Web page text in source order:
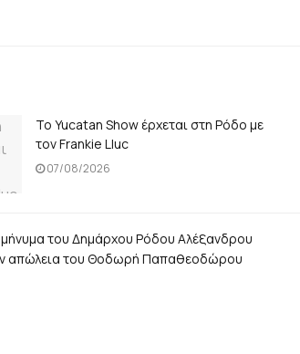
Το Yucatan Show έρχεται στη Ρόδο με
τον Frankie Lluc
07/08/2026
του Δημάρχου Ρόδου Αλέξανδρου
απώλεια του Θοδωρή Παπαθεοδώρου